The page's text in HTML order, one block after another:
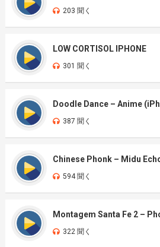
203 聞く
LOW CORTISOL IPHONE
301 聞く
Doodle Dance – Anime
387 聞く
Chinese Phonk – Midu
594 聞く
Montagem Santa Fe 2 –
322 聞く